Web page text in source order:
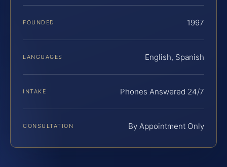
FOUNDED 1997
LANGUAGES English, Spanish
INTAKE Phones Answered 24/7
CONSULTATION By Appointment Only